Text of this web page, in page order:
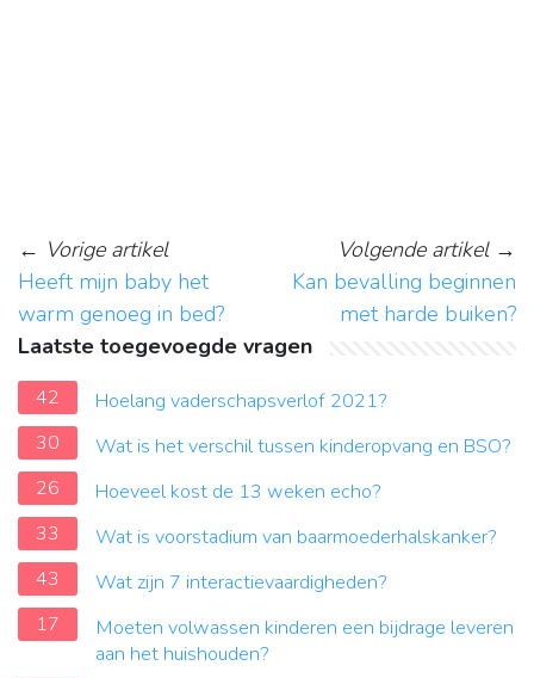
← Vorige artikel
Heeft mijn baby het
warm genoeg in bed?
Volgende artikel→
Kan bevalling beginnen
met harde buiken?
Laatste toegevoegde vragen
42
Hoelang vaderschapsverlof 2021?
30
Wat is het verschil tussen kinderopvang en BSO?
26
Hoeveel kost de 13 weken echo?
33
Wat is voorstadium van baarmoederhalskanker?
43
Wat zijn 7 interactievaardigheden?
17
Moeten volwassen kinderen een bijdrage leveren
aan het huishouden?